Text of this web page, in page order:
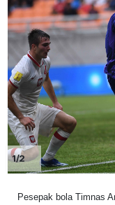
1/2
Pesepak bola Timnas